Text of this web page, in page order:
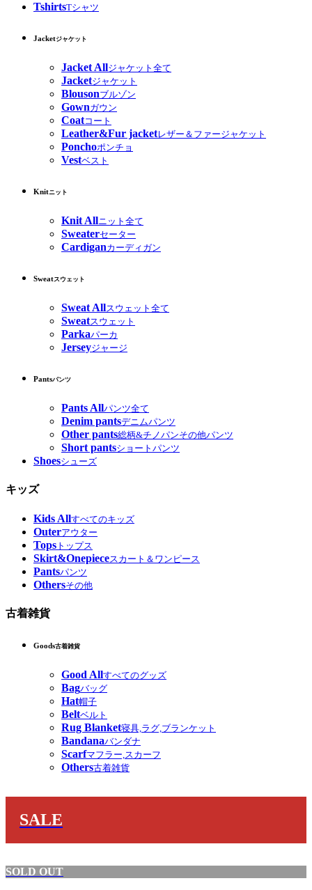
TshirtsTシャツ
Jacketジャケット
Jacket Allジャケット全て
Jacketジャケット
Blousonブルゾン
Gownガウン
Coatコート
Leather&Fur jacketレザー＆ファージャケット
Ponchoポンチョ
Vestベスト
Knitニット
Knit Allニット全て
Sweaterセーター
Cardiganカーディガン
Sweatスウェット
Sweat Allスウェット全て
Sweatスウェット
Parkaパーカ
Jerseyジャージ
Pantsパンツ
Pants Allパンツ全て
Denim pantsデニムパンツ
Other pants総柄&チノパンその他パンツ
Short pantsショートパンツ
Shoesシューズ
キッズ
Kids Allすべてのキッズ
Outerアウター
Tops トップス
Skirt&Onepieceスカート＆ワンピース
Pantsパンツ
Othersその他
古着雑貨
Goods古着雑貨
Good Allすべてのグッズ
Bagバッグ
Hat帽子
Beltベルト
Rug Blanket寝具,ラグ,ブランケット
Bandanaバンダナ
Scarfマフラー,スカーフ
Others古着雑貨
SALE
SOLD OUT